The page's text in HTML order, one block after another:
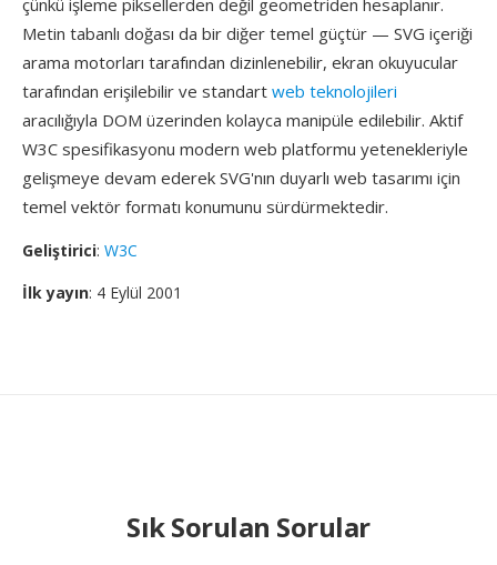
çünkü işleme piksellerden değil geometriden hesaplanır.
Metin tabanlı doğası da bir diğer temel güçtür — SVG içeriği
arama motorları tarafından dizinlenebilir, ekran okuyucular
tarafından erişilebilir ve standart web teknolojileri
aracılığıyla DOM üzerinden kolayca manipüle edilebilir. Aktif
W3C spesifikasyonu modern web platformu yetenekleriyle
gelişmeye devam ederek SVG'nın duyarlı web tasarımı için
temel vektör formatı konumunu sürdürmektedir.
Geliştirici: W3C
İlk yayın: 4 Eylül 2001
Sık Sorulan Sorular